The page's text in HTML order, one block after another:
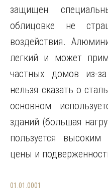
защищен
облицовке не
воздействия.
легкий и может
частных домов из-
нельзя сказать о
основном
зданий (большая
пользуется
цены и
01.01.0001